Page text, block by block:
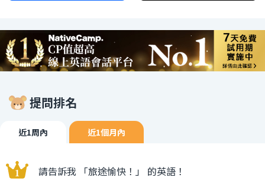
提問排名
近1周內 近1個月內
請告訴我 「旅途愉快！」 的英語！